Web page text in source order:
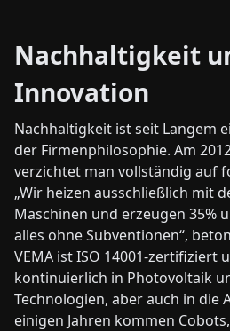
Nachhaltigkeit
Innovation
Nachhaltigkeit ist seit Langem
der Firmenphilosophie. Am
verzichtet man vollständig auf
„Wir heizen ausschließlich mit
Maschinen und erzeugen 35%
alles ohne Subventionen“,
VEMA ist ISO 14001-zertifiziert
kontinuierlich in Photovoltaik
Technologien, aber auch in die
einigen Jahren kommen